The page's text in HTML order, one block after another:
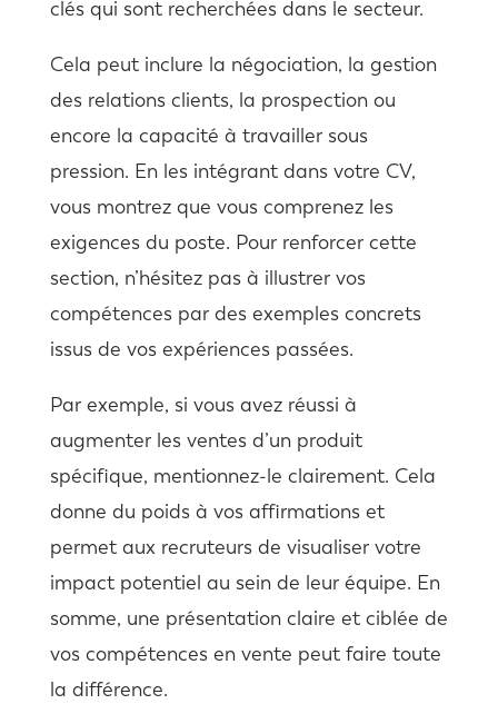
clés qui sont recherchées dans le secteur.
Cela peut inclure la négociation, la gestion
des relations clients, la prospection ou
encore la capacité à travailler sous
pression. En les intégrant dans votre CV,
vous montrez que vous comprenez les
exigences du poste. Pour renforcer cette
section, n’hésitez pas à illustrer vos
compétences par des exemples concrets
issus de vos expériences passées.
Par exemple, si vous avez réussi à
augmenter les ventes d’un produit
spécifique, mentionnez-le clairement. Cela
donne du poids à vos affirmations et
permet aux recruteurs de visualiser votre
impact potentiel au sein de leur équipe. En
somme, une présentation claire et ciblée de
vos compétences en vente peut faire toute
la différence.